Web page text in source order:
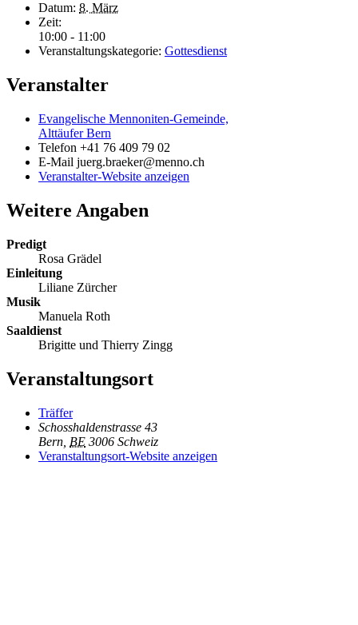
Datum: 8. März
Zeit:
10:00 - 11:00
Veranstaltungskategorie: Gottesdienst
Veranstalter
Evangelische Mennoniten-Gemeinde,
Alttäufer Bern
Telefon +41 76 409 79 02
E-Mail juerg.braeker@menno.ch
Veranstalter-Website anzeigen
Weitere Angaben
Predigt
Rosa Grädel
Einleitung
Liliane Zürcher
Musik
Manuela Roth
Saaldienst
Brigitte und Thierry Zingg
Veranstaltungsort
Träffer
Schosshaldenstrasse 43
Bern BE 3006 Schweiz
Veranstaltungsort-Website anzeigen